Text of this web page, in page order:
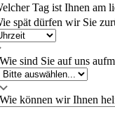
Tag ist Ihnen am
spät dürfen wir Sie
Wie sind Sie auf uns
Wie können wir Ihnen